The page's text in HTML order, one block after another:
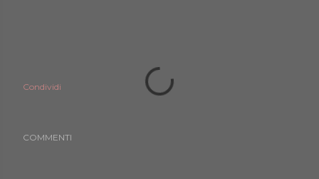
Condividi
COMMENTI